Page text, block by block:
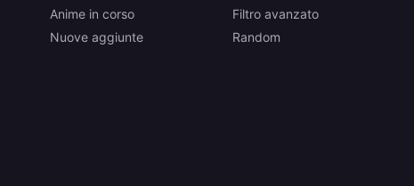
Anime in corso
Nuove aggiunte
Filtro avanzato
Random